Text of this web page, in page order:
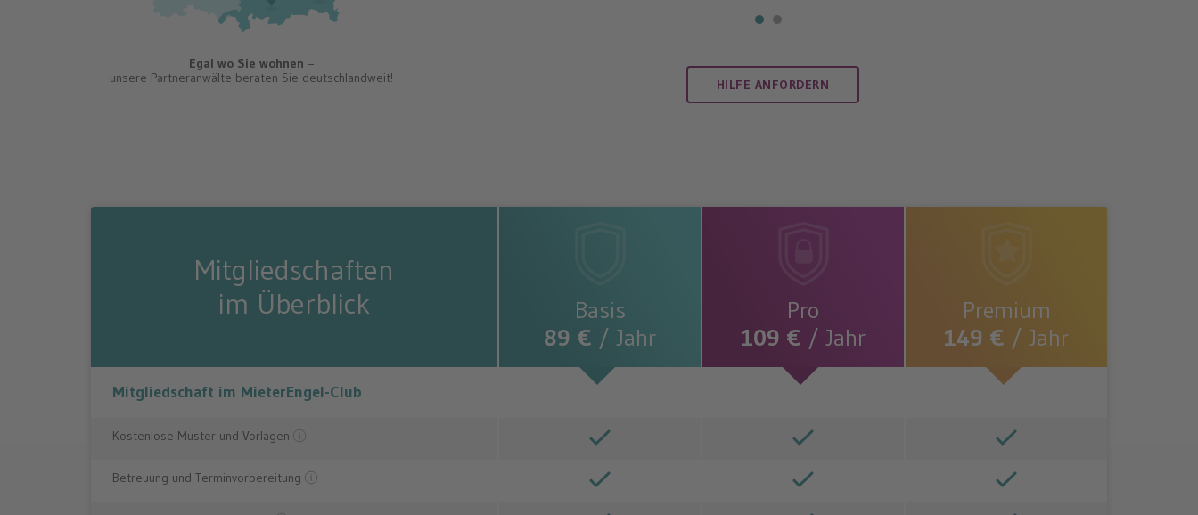
Egal wo Sie wohnen –
unsere Partneranwälte beraten Sie deutschlandweit!
HILFE ANFORDERN
Mitgliedschaften
im Überblick
Basis
89 € / Jahr
Pro
109 € / Jahr
Premium
149 € / Jahr
Mitgliedschaft im MieterEngel-Club
Kostenlose Muster und Vorlagen
Betreuung und Terminvorbereitung